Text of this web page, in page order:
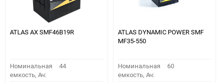
ATLAS AX SMF46B19R
Номинальная
емкость, Ач:
44
ATLAS DYNAMIC POWER SMF
MF35-550
Номинальная
емкость, Ач:
60